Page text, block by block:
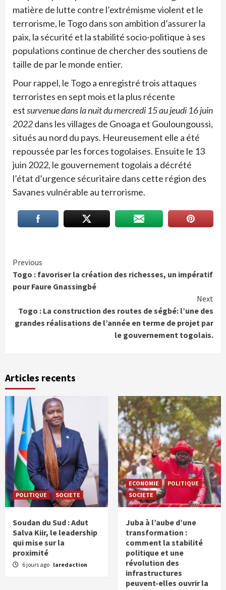
matière de lutte contre l’extrémisme violent et le
terrorisme, le Togo dans son ambition d’assurer la
paix, la sécurité et la stabilité socio-politique à ses
populations continue de chercher des soutiens de
taille de par le monde entier.
Pour rappel, le Togo a enregistré trois attaques
terroristes en sept mois et la plus récente
estsurvenue dans la nuit du mercredi 15 au jeudi 16 juin
2022dans les villages de Gnoaga et Gouloungoussi,
situés au nord du pays. Heureusement elle a été
repoussée par les forces togolaises. Ensuite le 13
juin 2022, le gouvernement togolais a décrété
l’état d’urgence sécuritaire dans cette région des
Savanes vulnérable au terrorisme.
Continue
Reading
Previous
Togo : favoriser la création des richesses, un impératif
pour Faure Gnassingbé
Next
Togo : La construction des routes de ségbé: l’une des
grandes réalisations de l’année en terme de projet par
le gouvernement togolais.
Articles recents
POLITIQUE SOCIETE
Soudan du Sud : Adut
Salva Kiir, le leadership
qui mise sur la
proximité
6 jours ago laredaction
ECONOMIE
POLITIQUE
SOCIETE
Juba à l’aube d’une
transformation :
comment la stabilité
politique et une
révolution des
infrastructures
peuvent-elles ouvrir la